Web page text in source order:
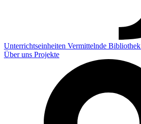
Unterrichtseinheiten Vermittelnde Bibliothek
Über uns Projekte